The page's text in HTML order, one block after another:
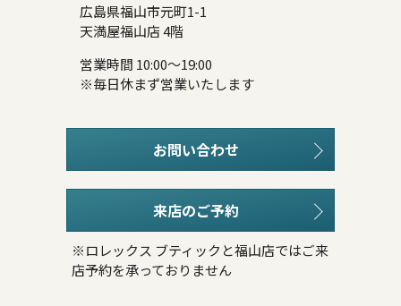
広島県福山市元町1-1
天満屋福山店 4階
営業時間 10:00～19:00
※毎日休まず営業いたします
お問い合わせ
来店のご予約
※ロレックス ブティックと福山店ではご来
店予約を承っておりません